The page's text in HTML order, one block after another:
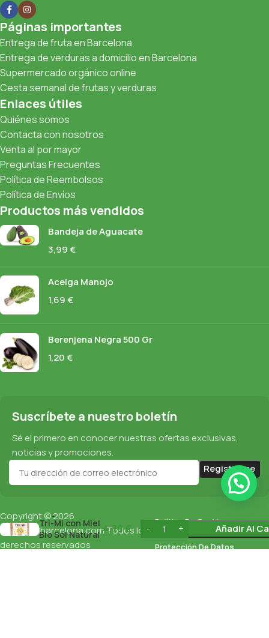
Páginas importantes
Entrega de fruta en Barcelona
Entrega de verduras a domicilio en Barcelona
Supermercado orgánico online
Cesta semanal de frutas y verduras
Enlaces útiles
Quiénes somos
Contacta con nosotros
Venta al por mayor
Preguntas Frecuentes
Política de Reembolsos
Política de Envíos
Productos más vendidos
Bandeja de Aguacate
3,99€
Acelga Manojo
1,69€
Berenjena Negra 500 Gr
1,20€
Suscríbete a nuestro boletín
Sé el primero en conocer nuestras ofertas exclusivas,
noticias y promociones.
Copyright © 2026
esnaturalbarcelona.com Todos los
derechos reservados
Política De Cookies
Protección De Datos
Trigo Hinchado
Tri-Mi con Miel
Bio Sol Natural
200Gr
4,79€ Añadir Al